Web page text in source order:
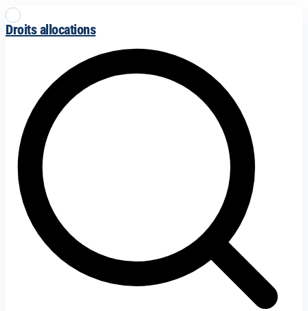
Droits allocations